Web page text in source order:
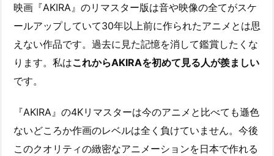
映画『AKIRA』のリマスター版は音や映像の全てがスケ
ールアップしていて30年以上前に作られたアニメとは思
えない作品です。過去に見た記憶を消して鑑賞したくな
ります。私はこれからAKIRAを初めて見る人が羨ましい
です。
『AKIRA』の4Kリマスターは今のアニメと比べても遜色
ないどころか作画のレベルは全く負けていません。今後
このクオリティの緻密なアニメーションを日本で作れる